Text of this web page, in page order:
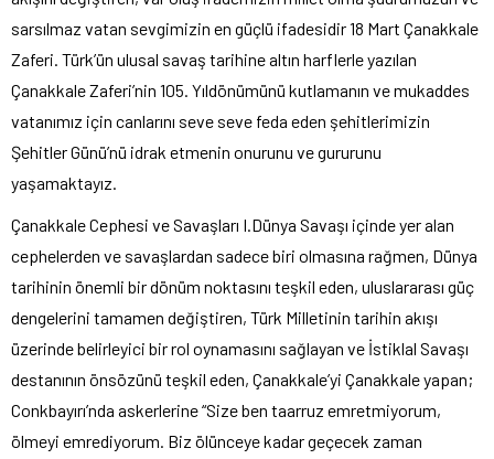
sarsılmaz vatan sevgimizin en güçlü ifadesidir 18 Mart Çanakkale
Zaferi. Türk’ün ulusal savaş tarihine altın harflerle yazılan
Çanakkale Zaferi’nin 105. Yıldönümünü kutlamanın ve mukaddes
vatanımız için canlarını seve seve feda eden şehitlerimizin
Şehitler Günü’nü idrak etmenin onurunu ve gururunu
yaşamaktayız.
Çanakkale Cephesi ve Savaşları I.Dünya Savaşı içinde yer alan
cephelerden ve savaşlardan sadece biri olmasına rağmen, Dünya
tarihinin önemli bir dönüm noktasını teşkil eden, uluslararası güç
dengelerini tamamen değiştiren, Türk Milletinin tarihin akışı
üzerinde belirleyici bir rol oynamasını sağlayan ve İstiklal Savaşı
destanının önsözünü teşkil eden, Çanakkale’yi Çanakkale yapan;
Conkbayırı’nda askerlerine “Size ben taarruz emretmiyorum,
ölmeyi emrediyorum. Biz ölünceye kadar geçecek zaman